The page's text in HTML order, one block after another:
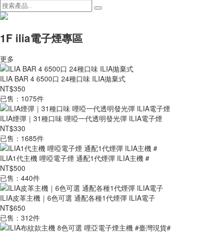
1F ilia電子煙專區
更多
ILIA BAR 4 6500口 24種口味 ILIA拋棄式
NT$350
已售：1075件
ILIA煙彈｜31種口味 哩啞一代透明發光彈 ILIA電子煙
NT$330
已售：1685件
ILIA1代主機 哩啞電子煙 通配1代煙彈 ILIA主機 #
NT$500
已售：440件
ILIA皮革主機｜6色可選 通配各種1代煙彈 ILIA電子
NT$650
已售：312件